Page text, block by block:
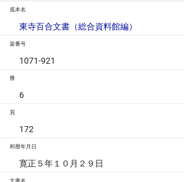
底本名
東寺百合文書（総合資料館編）
架番号
1071-921
冊
6
頁
172
和暦年月日
寛正５年１０月２９日
文書名